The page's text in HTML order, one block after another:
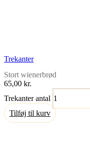
Trekanter
Stort wienerbrød
65,00 kr.
Trekanter antal
Tilføj til kurv